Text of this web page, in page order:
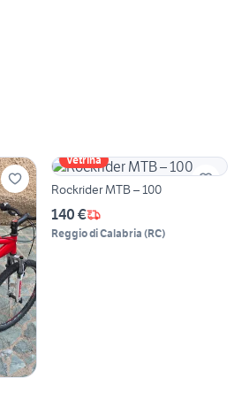
Vetrina
Rockrider MTB – 100
140 €
Reggio di Calabria (RC)